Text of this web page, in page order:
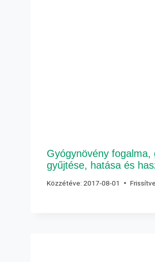
Gyógynövény fogalma,
gyűjtése, hatása és
Közzétéve: 2017-08-01